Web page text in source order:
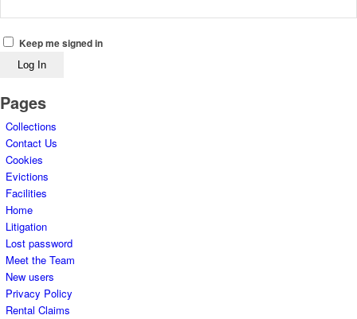
Keep me signed in
Log In
Pages
Collections
Contact Us
Cookies
Evictions
Facilities
Home
Litigation
Lost password
Meet the Team
New users
Privacy Policy
Rental Claims